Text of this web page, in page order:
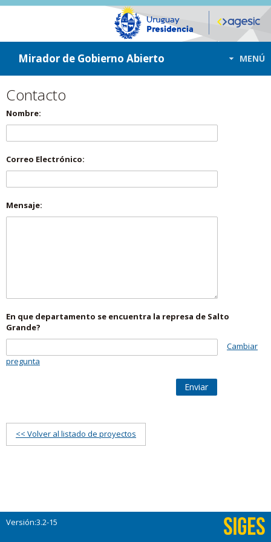
ir a contenido
ir al menú
Mirador de Gobierno Abierto MENÚ
Contacto
Nombre:
Correo Electrónico:
Mensaje:
En que departamento se encuentra la represa de Salto
Grande?
Cambiar
pregunta
Enviar
<< Volver al listado de proyectos
Versión:3.2-15